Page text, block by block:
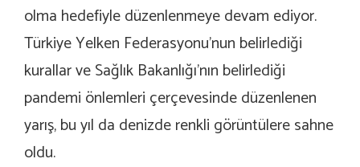
olma hedefiyle düzenlenmeye devam ediyor.
Türkiye Yelken Federasyonu’nun belirlediği
kurallar ve Sağlık Bakanlığı’nın belirlediği
pandemi önlemleri çerçevesinde düzenlenen
yarış, bu yıl da denizde renkli görüntülere sahne
oldu.